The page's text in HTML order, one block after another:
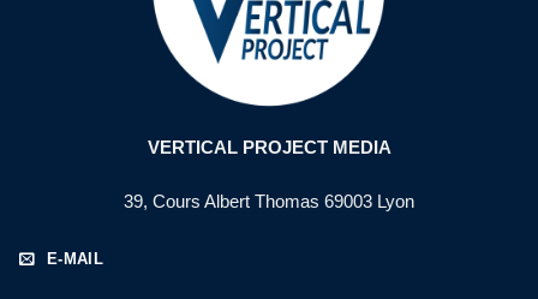
VERTICAL PROJECT MEDIA
39, Cours Albert Thomas 69003 Lyon
E-MAIL